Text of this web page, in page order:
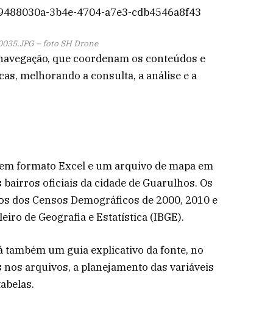
3b4e-4704-a7e3-cdb4546a8f43
– foto SH Drone
que coordenam os conteúdos e
melhorando a consulta, a análise e a
formato Excel e um arquivo de mapa em
oficiais da cidade de Guarulhos. Os
dos Censos Demográficos de 2000, 2010 e
de Geografia e Estatística (IBGE).
um guia explicativo da fonte, no
arquivos, a planejamento das variáveis